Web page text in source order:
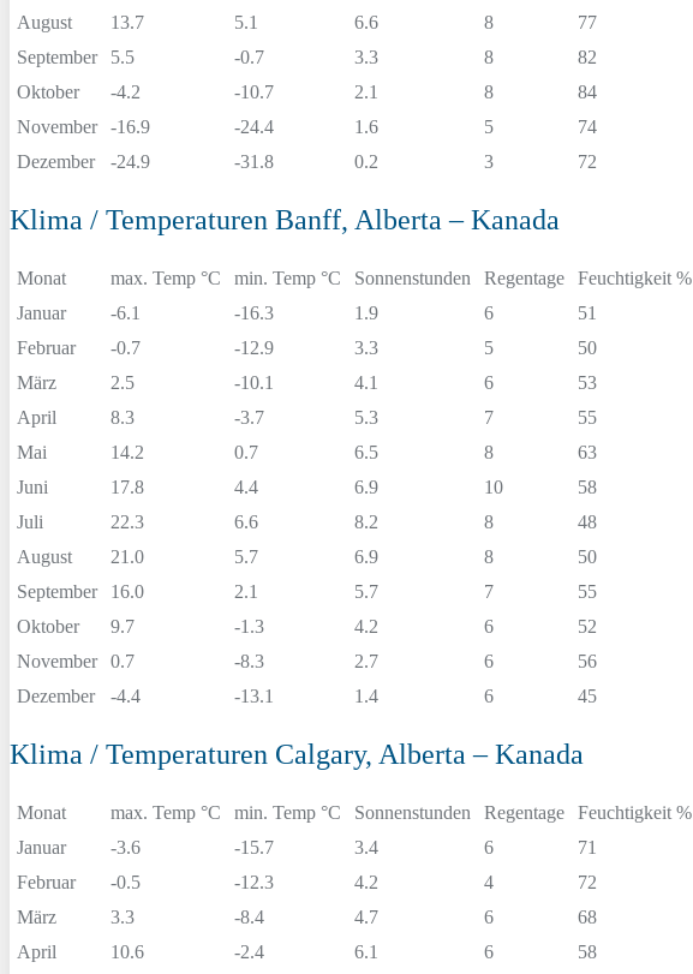
August
13.7 5.1 6.6 8
77
September
5.5 -0.7 3.3 8
82
Oktober
-4.2 -10.7 2.1 8
84
November
-16.9 -24.4 1.6 5
74
Dezember
-24.9 -31.8 0.2 3 72
Klima / Temperaturen Banff, Alberta – Kanada
Monat max. Temp °C min. Temp °C Sonnenstunden Regentage
Feuchtigkeit %
Januar
-6.1 -16.3 1.9 6
51
Februar
-0.7 -12.9 3.3 5
50
März
2.5 -10.1 4.1 6
53
April
8.3 -3.7 5.3 7
55
Mai
14.2 0.7 6.5 8
63
Juni
17.8 4.4 6.9 10
58
Juli
22.3 6.6 8.2 8
48
August
21.0 5.7 6.9 8
50
September
16.0 2.1 5.7 7
55
Oktober
9.7 -1.3 4.2 6
52
November
0.7 -8.3 2.7 6
56
Dezember
-4.4 -13.1 1.4 6 45
Klima / Temperaturen Calgary, Alberta – Kanada
Monat max. Temp °C min. Temp °C Sonnenstunden Regentage
Feuchtigkeit %
Januar
-3.6 -15.7 3.4 6
71
Februar
-0.5 -12.3 4.2 4
72
März
3.3 -8.4 4.7 6
68
April
10.6 -2.4 6.1 6
58